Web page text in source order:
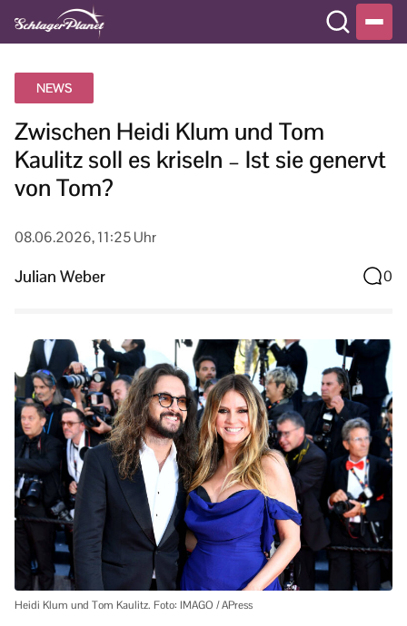
NEWS
Zwischen Heidi Klum und Tom
Kaulitz soll es kriseln – Ist sie genervt
von Tom?
08.06.2026, 11:25 Uhr
Julian Weber 0
Heidi Klum und Tom Kaulitz. Foto: IMAGO / APress